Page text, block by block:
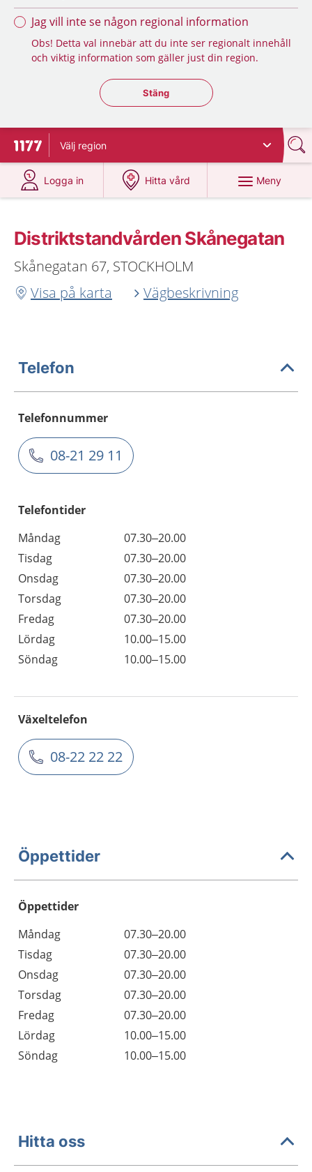
Jag vill inte se någon regional information
Obs! Detta val innebär att du inte ser regionalt innehåll
och viktig information som gäller just din region.
Stäng regionsväljaren
Stäng
Till startsidan för 1177
Välj region
Logga in
på 1177.se
Hitta vård
på 1177.se
Meny
Distriktstandvården Skånegatan
Skånegatan 67, STOCKHOLM
Visa på karta
Vägbeskrivning
Telefon
Telefonnummer
08-21 29 11
Telefontider
Måndag
07.30–20.00
Tisdag
07.30–20.00
Onsdag
07.30–20.00
Torsdag
07.30–20.00
Fredag
07.30–20.00
Lördag
10.00–15.00
Söndag
10.00–15.00
Växeltelefon
08-22 22 22
Öppettider
Öppettider
Dag
Öppettider
Kommentarer
Måndag
07.30–20.00
Tisdag
07.30–20.00
Onsdag
07.30–20.00
Torsdag
07.30–20.00
Fredag
07.30–20.00
Lördag
10.00–15.00
Söndag
10.00–15.00
Hitta oss